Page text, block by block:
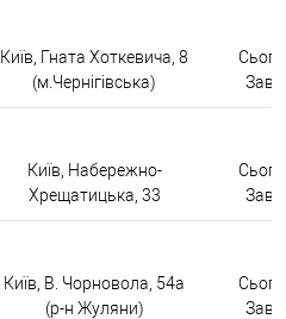
Київ, Гната Хоткевича, 8
(м.Чернігівська)
Київ, Набережно-
Хрещатицька, 33
Київ, В. Чорновола, 54а
(р-н Жуляни)